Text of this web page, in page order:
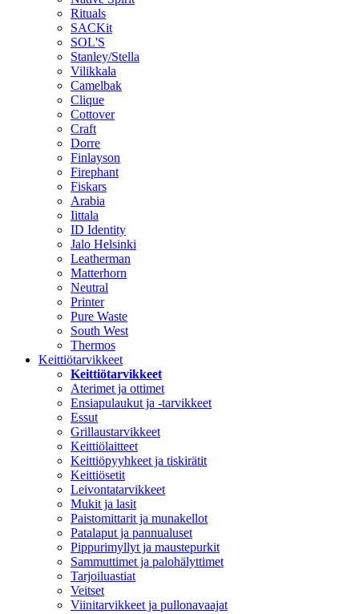
Rituals
SACKit
SOL'S
Stanley/Stella
Vilikkala
Camelbak
Clique
Cottover
Craft
Dorre
Finlayson
Firephant
Fiskars
Arabia
Iittala
ID Identity
Jalo Helsinki
Leatherman
Matterhorn
Neutral
Printer
Pure Waste
South West
Thermos
Keittiötarvikkeet
Keittiötarvikkeet
Aterimet ja ottimet
Ensiapulaukut ja -tarvikkeet
Essut
Grillaustarvikkeet
Keittiölaitteet
Keittiöpyyhkeet ja tiskirätit
Keittiösetit
Leivontatarvikkeet
Mukit ja lasit
Paistomittarit ja munakellot
Patalaput ja pannualuset
Pippurimyllyt ja maustepurkit
Sammuttimet ja palohälyttimet
Tarjoiluastiat
Veitset
Viinitarvikkeet ja pullonavaajat